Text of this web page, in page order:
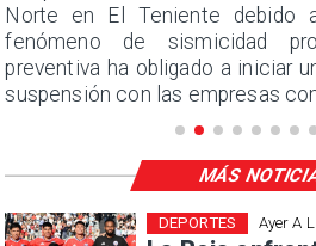
Norte en El Teniente debido
fenómeno de sismicidad
preventiva ha obligado a iniciar
suspensión con las empresas
Ayer A
DEPORTES
MÁS